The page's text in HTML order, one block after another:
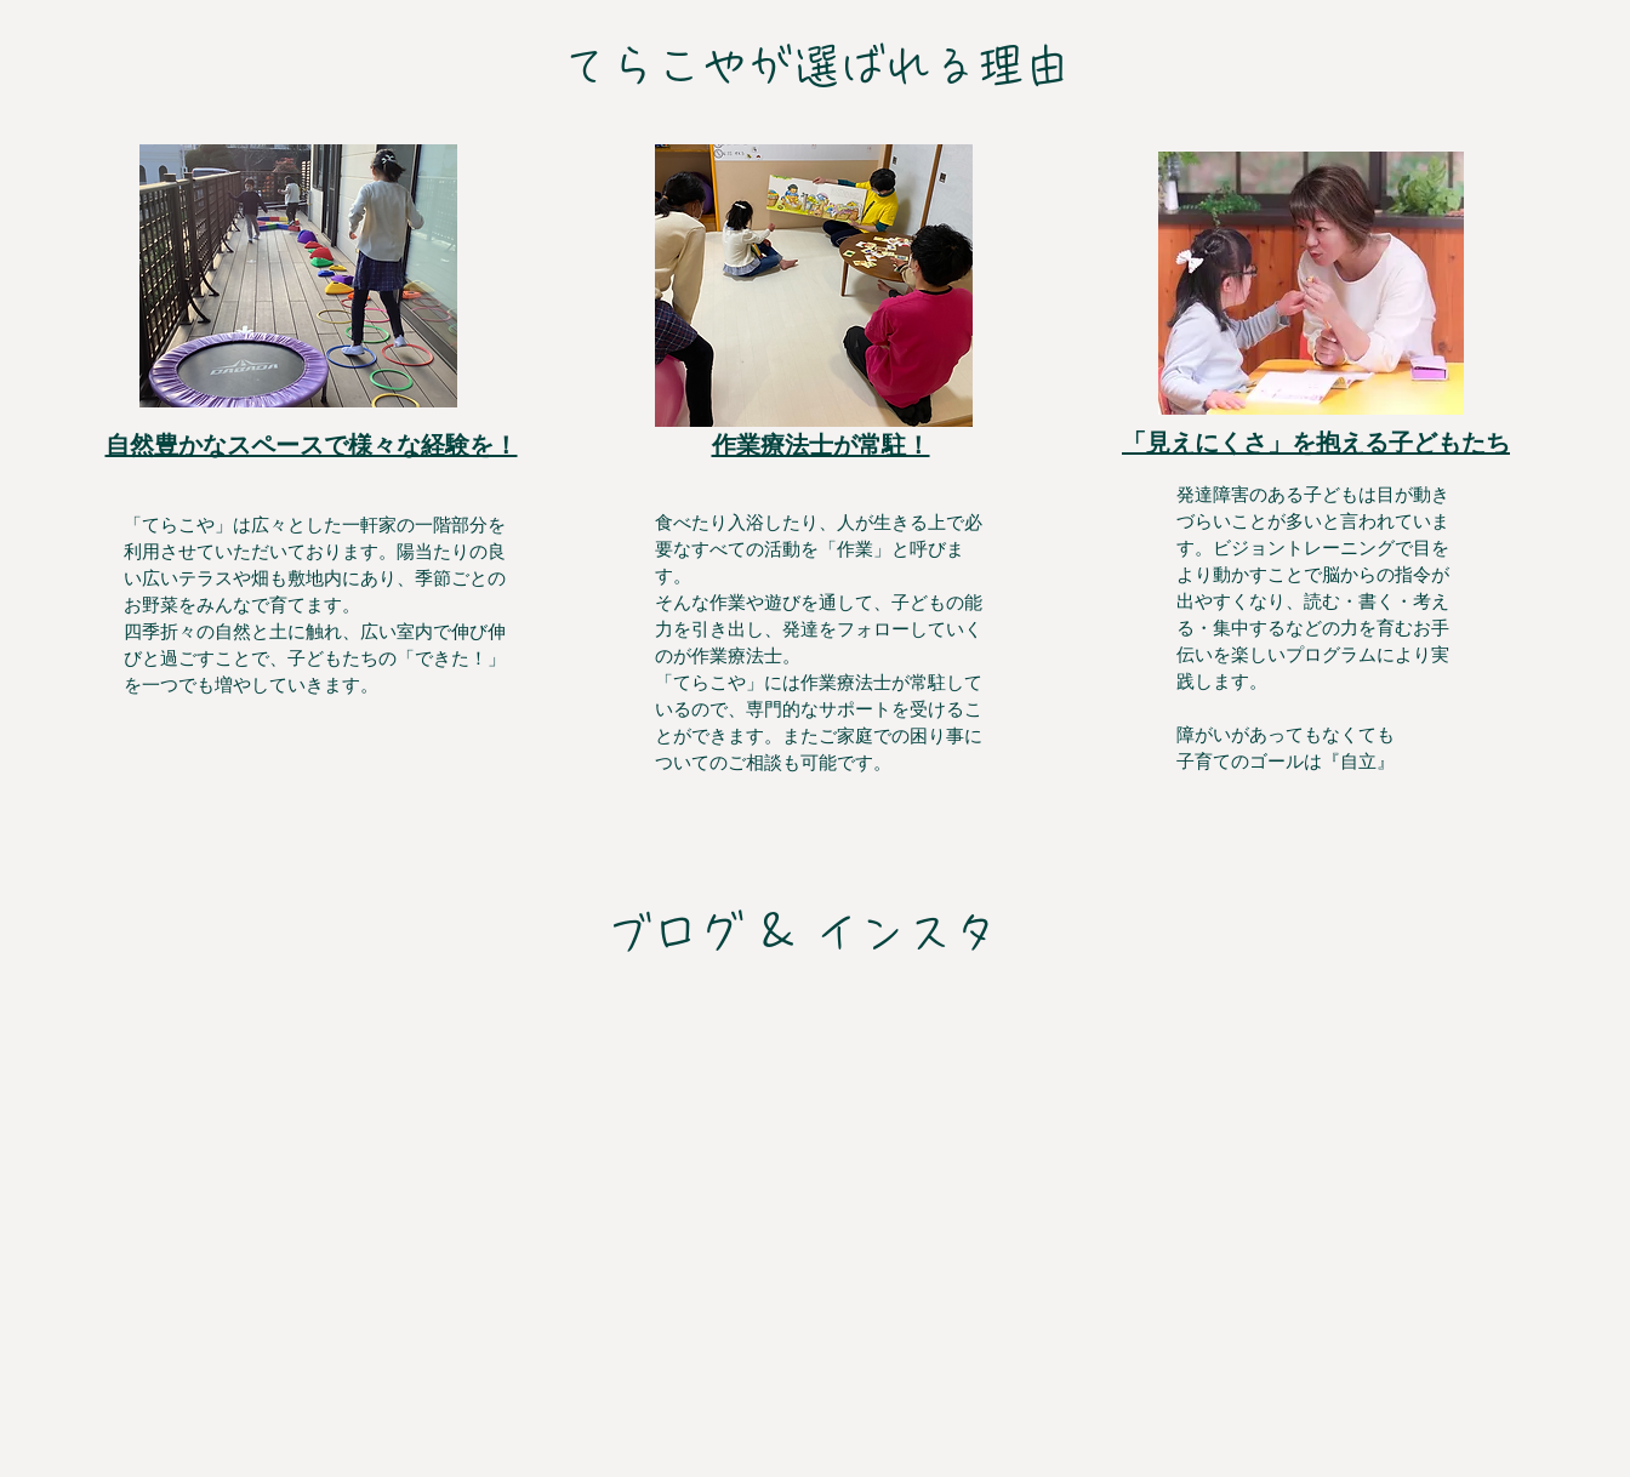
​てらこやが選ばれる理由
自然豊かなスペースで様々な経験を！
「てらこや」は広々とした一軒家の一階部分を
利用させていただいております。陽当たりの良
い広いテラスや畑も敷地内にあり、季節ごとの
お野菜をみんなで育てます。
四季折々の自然と土に触れ、広い室内で伸び伸
びと過ごすことで、子どもたちの「できた！」
を一つでも増やしていきます。
作業療法士が常駐！
食べたり入浴したり、人が生きる上で必
要なすべての活動を「作業」と呼びま
す。
そんな作業や遊びを通して、子どもの能
力を引き出し、発達をフォローしていく
のが作業療法士。
「てらこや」には作業療法士が常駐して
いるので、専門的なサポートを受けるこ
とができます。またご家庭での困り事に
ついてのご相談も可能です。
「見えにくさ」を抱える子どもたち
発達障害のある子どもは目が動き
づらいことが多いと言われていま
す。ビジョントレーニングで目を
より動かすことで脳からの指令が
出やすくなり、読む・書く・考え
る・集中するなどの力を育むお手
伝いを楽しいプログラムにより実
践します。
障がいがあってもなくても
子育てのゴールは『自立』
ブログ & インスタ